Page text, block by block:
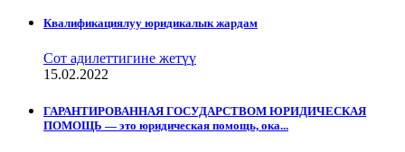
Квалификациялуу юридикалык жардам
Сот адилеттигине жетүү
15.02.2022
ГАРАНТИРОВАННАЯ ГОСУДАРСТВОМ ЮРИДИЧЕСКАЯ
ПОМОЩЬ — это юридическая помощь, ока...